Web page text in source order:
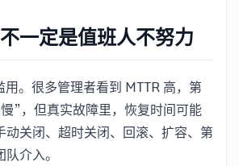
一定是值班人不努力
用。很多管理者看到 MTTR 高，第
”，但真实故障里，恢复时间可能
动关闭、超时关闭、回滚、扩容、第
介入。